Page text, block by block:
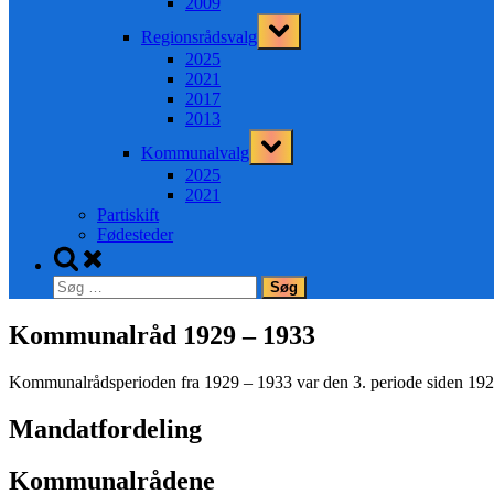
Regionsrådsvalg
Toggle
sub-
2025
2021
2017
2013
Kommunalvalg
Toggle
sub-
2025
2021
Partiskift
Fødesteder
Toggle
search
form
Søg
efter:
Kommunalråd 1929 – 1933
Kommunalrådsperioden fra 1929 – 1933 var den 3. periode siden
Mandatfordeling
Kommunalrådene